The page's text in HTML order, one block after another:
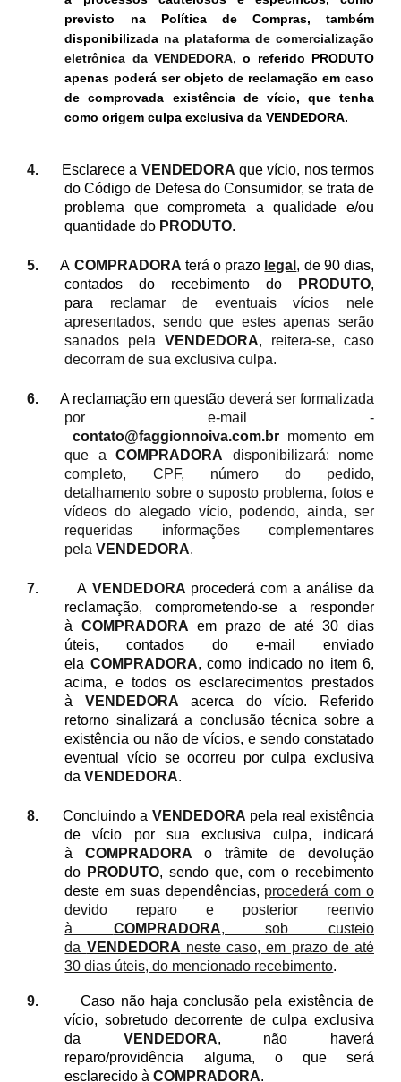
previsto na Política de Compras, também
disponibilizada na plataforma de comercialização
eletrônica da VENDEDORA, o referido PRODUTO
apenas poderá ser objeto de reclamação em caso
de comprovada existência de vício, que tenha
como origem culpa exclusiva da VENDEDORA.
4. Esclarece a VENDEDORA que vício, nos termos
do Código de Defesa do Consumidor, se trata de
problema que comprometa a qualidade e/ou
quantidade do PRODUTO.
5. A COMPRADORA terá o prazo legal , de 90 dias,
contados do recebimento do
PRODUTO,
para reclamar de eventuais vícios nele
apresentados, sendo que estes apenas serão
sanados pelaVENDEDORA, reitera-se, caso
decorram de sua exclusiva culpa.
6. A reclamação em questão deverá ser formalizada
por e-mail -
contato@faggionnoiva.com.br momento em
que aCOMPRADORA disponibilizará: nome
completo, CPF, número do pedido,
detalhamento sobre o suposto problema, fotos e
vídeos do alegado vício, podendo, ainda, ser
requeridas informações complementares
pelaVENDEDORA.
7. A VENDEDORA procederá com a análise da
reclamação, comprometendo-se a responder
à COMPRADORAem prazo de até 30 dias
úteis, contados do e-mail enviado
ela COMPRADORA, como indicado no item 6,
acima, e todos os esclarecimentos prestados
à VENDEDORA acerca do vício. Referido
retorno sinalizará a conclusão técnica sobre a
existência ou não de vícios, e sendo constatado
eventual vício se ocorreu por culpa exclusiva
daVENDEDORA.
8. Concluindo a VENDEDORA pela real existência
de vício por sua exclusiva culpa, indicará
à COMPRADORA o trâmite de devolução
do PRODUTO, sendo que, com o recebimento
deste em suas dependências, procederá com o
devido reparo e posterior reenvio
à COMPRADORA, sob custeio
da VENDEDORA neste caso, em prazo de até
30 dias úteis, do mencionado recebimento.
9.
Caso não haja conclusão pela existência de
vício, sobretudo decorrente de culpa exclusiva
da VENDEDORA, não haverá
reparo/providência alguma, o que será
esclarecido àCOMPRADORA.